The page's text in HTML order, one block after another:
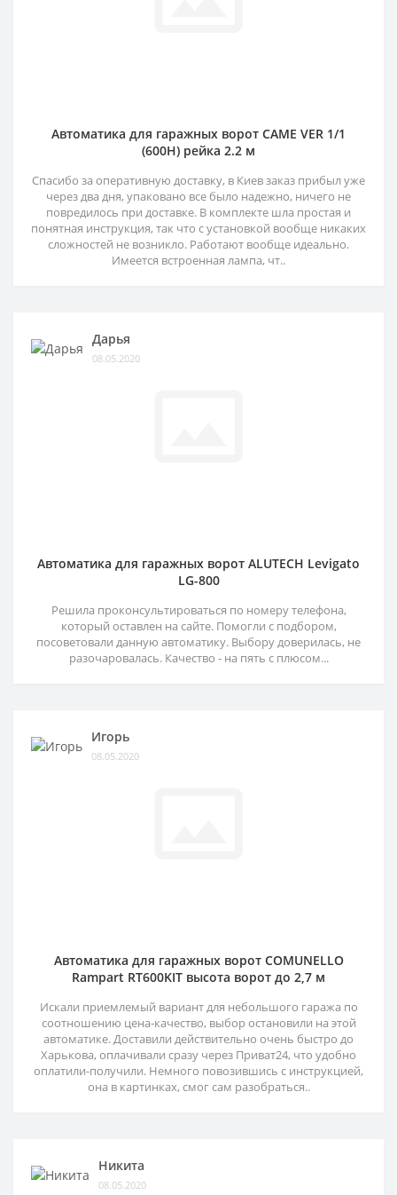
Автоматика для гаражных ворот CAME VER 1/1
(600H) рейка 2.2 м
Спасибо за оперативную доставку, в Киев заказ прибыл уже
через два дня, упаковано все было надежно, ничего не
повредилось при доставке. В комплекте шла простая и
понятная инструкция, так что с установкой вообще никаких
сложностей не возникло. Работают вообще идеально.
Имеется встроенная лампа, чт..
Дарья
08.05.2020
Автоматика для гаражных ворот ALUTECH Levigato
LG-800
Решила проконсультироваться по номеру телефона,
который оставлен на сайте. Помогли с подбором,
посоветовали данную автоматику. Выбору доверилась, не
разочаровалась. Качество - на пять с плюсом...
Игорь
08.05.2020
Автоматика для гаражных ворот COMUNELLO
Rampart RT600KIT высота ворот до 2,7 м
Искали приемлемый вариант для небольшого гаража по
соотношению цена-качество, выбор остановили на этой
автоматике. Доставили действительно очень быстро до
Харькова, оплачивали сразу через Приват24, что удобно
оплатили-получили. Немного повозившись с инструкцией,
она в картинках, смог сам разобраться..
Никита
08.05.2020